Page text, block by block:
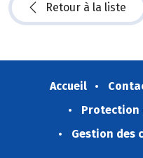
Retour à la liste
Accueil
Protection
Gestion des